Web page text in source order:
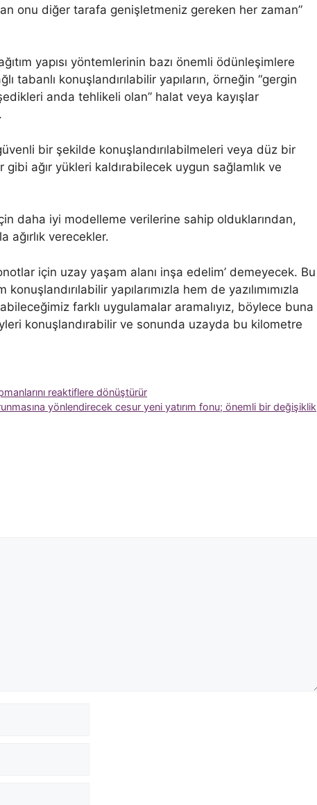
onu diğer tarafa genişletmeniz gereken her zaman”
yapısı yöntemlerinin bazı önemli ödünleşimlere
tabanlı konuşlandırılabilir yapıların, örneğin “gergin
anda tehlikeli olan” halat veya kayışlar
bir şekilde konuşlandırılabilmeleri veya düz bir
ağır yükleri kaldırabilecek uygun sağlamlık ve
daha iyi modelleme verilerine sahip olduklarından,
ağırlık verecekler.
için uzay yaşam alanı inşa edelim’ demeyecek. Bu
yapılarımızla hem de yazılımımızla
farklı uygulamalar aramalıyız, böylece buna
konuşlandırabilir ve sonunda uzayda bu kilometre
reaktiflere dönüştürür
yönlendirecek cesur yeni yatırım fonu; önemli bir değişiklik